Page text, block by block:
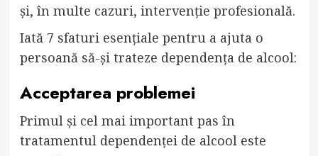
și, în multe cazuri, intervenție profesională.
Iată 7 sfaturi esențiale pentru a ajuta o
persoană să-și trateze dependența de alcool:
Acceptarea problemei
Primul și cel mai important pas în
tratamentul dependenței de alcool este